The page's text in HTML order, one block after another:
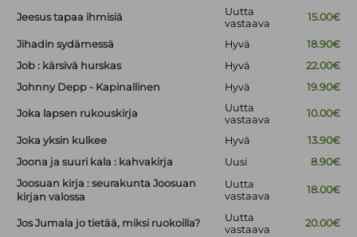
Jeesus tapaa ihmisiä
Uutta
vastaava
15.00€
Jihadin sydämessä Hyvä
18.90€
Job : kärsivä hurskas
Hyvä
22.00€
Johnny Depp - Kapinallinen
Hyvä 19.90€
Joka lapsen rukouskirja
Uutta
vastaava
10.00€
Joka yksin kulkee Hyvä
13.90€
Joona ja suuri kala : kahvakirja
Uusi
8.90€
Joosuan kirja : seurakunta Joosuan
kirjan valossa
Uutta
vastaava
18.00€
Jos Jumala jo tietää, miksi ruokoilla?
Uutta
vastaava
20.00€